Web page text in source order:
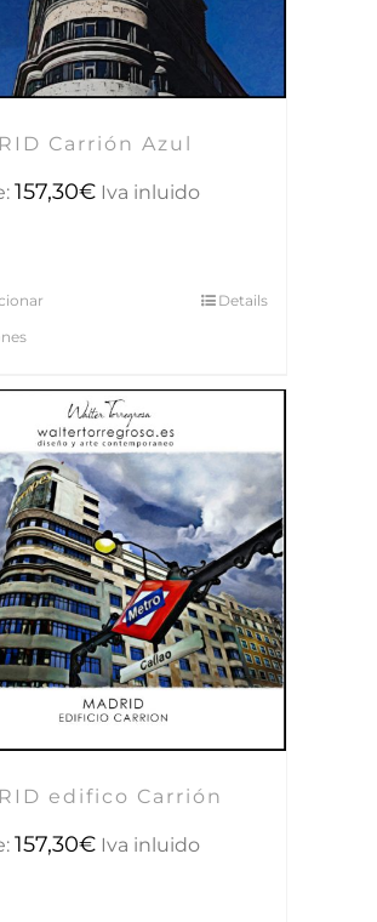
Carrión Azul
157,30€ Iva inluido
Details
edifico Carrión
157,30€ Iva inluido